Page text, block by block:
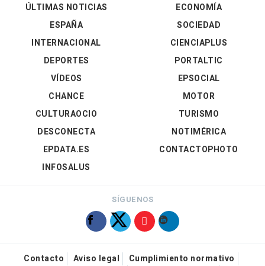
ÚLTIMAS NOTICIAS
ESPAÑA
INTERNACIONAL
DEPORTES
VÍDEOS
ECONOMÍA
SOCIEDAD
CIENCIAPLUS
PORTALTIC
EPSOCIAL
CHANCE
CULTURAOCIO
DESCONECTA
EPDATA.ES
INFOSALUS
MOTOR
TURISMO
NOTIMÉRICA
CONTACTOPHOTO
SÍGUENOS
Contacto Aviso legal
Cumplimiento normativo